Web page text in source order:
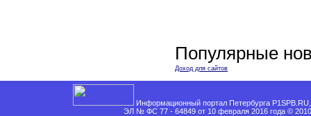
Популярные
Доход для сайтов
Информационный портал Петербурга
ЭЛ № ФС 77 - 64849 от 10 февраля 2016 года ©